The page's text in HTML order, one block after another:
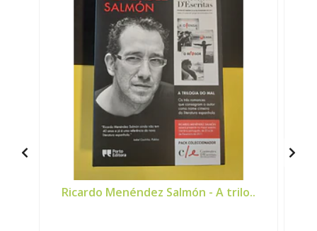
Ricardo Menéndez Salmón - A trilo..